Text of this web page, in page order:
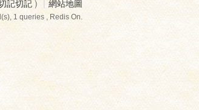
記切記 ) | 網站地圖
1 queries , Redis On.